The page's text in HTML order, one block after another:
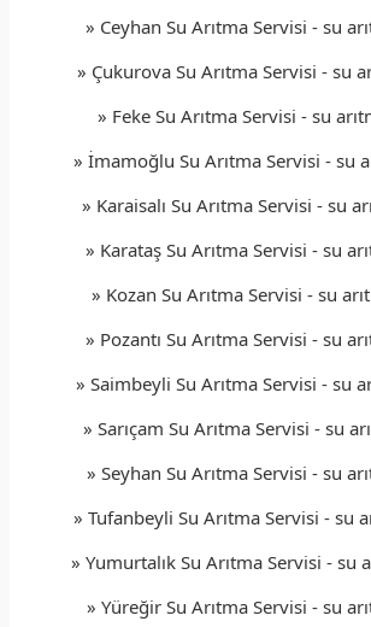
» Ceyhan Su Arıtma Servisi - su
» Çukurova Su Arıtma Servisi - su
» Feke Su Arıtma Servisi - su
» İmamoğlu Su Arıtma Servisi - su
» Karaisalı Su Arıtma Servisi - su
» Karataş Su Arıtma Servisi - su
» Kozan Su Arıtma Servisi - su
» Pozantı Su Arıtma Servisi - su
» Saimbeyli Su Arıtma Servisi - su
» Sarıçam Su Arıtma Servisi - su
» Seyhan Su Arıtma Servisi - su
» Tufanbeyli Su Arıtma Servisi - su
» Yumurtalık Su Arıtma Servisi - su
» Yüreğir Su Arıtma Servisi - su